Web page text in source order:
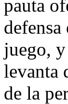
pauta
juego,
levanta
de la